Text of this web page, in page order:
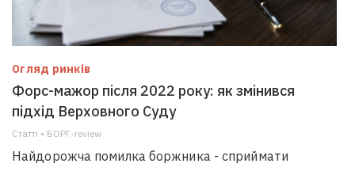
Огляд ринків
Форс-мажор після 2022 року: як змінився
підхід Верховного Суду
Статті • БОРГ-review
Найдорожча помилка боржника - сприймати